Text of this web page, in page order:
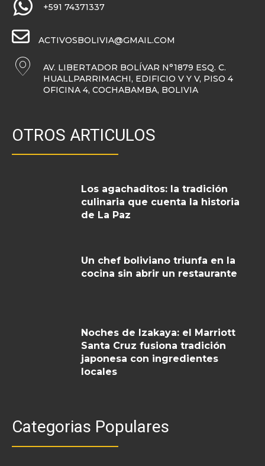
+591 74371337
ACTIVOSBOLIVIA@GMAIL.COM
AV. LIBERTADOR BOLÍVAR N°1879 ESQ. C.
HUALLPARRIMACHI, EDIFICIO V Y V, PISO 4
OFICINA 4, COCHABAMBA, BOLIVIA
OTROS ARTICULOS
Los agachaditos: la tradición
culinaria que cuenta la historia
de La Paz
Un chef boliviano triunfa en la
cocina sin abrir un restaurante
Noches de Izakaya: el Marriott
Santa Cruz fusiona tradición
japonesa con ingredientes
locales
Categorias Populares